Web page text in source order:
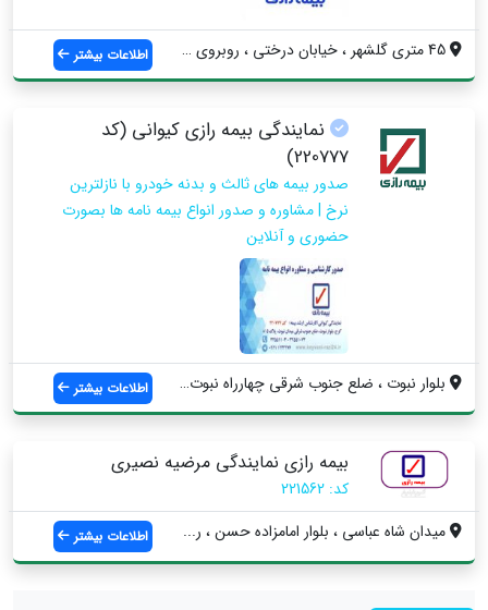
اطلاعات بیشتر
نمایندگی بیمه رازی کیوانی (کد
220777)
صدور بیمه های ثالث و بدنه خودرو با نازلترین
نرخ | مشاوره و صدور انواع بیمه نامه ها بصورت
حضوری و آنلاین
بلوار نبوت ، ضلع جنوب شرقی چهارراه نبوت ... اطلاعات بیشتر
بیمه رازی نمایندگی مرضیه نصیری
کد: 221562
ميدان شاه عباسي ، بلوار امامزاده حسن ، ر...
اطلاعات بیشتر